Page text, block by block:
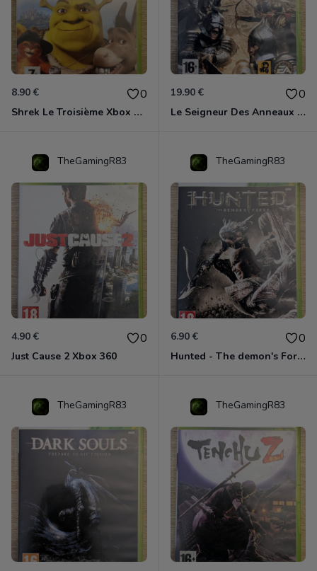
8.90 € 0
Shrek Le Troisième Xbox 360
19.90 € 0
Le Seigneur Des Anneaux - L'âge Des Conquêtes Xbox 360
TheGamingR83
4.90 € 0
Just Cause 2 Xbox 360
TheGamingR83
6.90 € 0
Hunted - The demon's Forge Xbox 360 (Complet CIB)
TheGamingR83 TheGamingR83